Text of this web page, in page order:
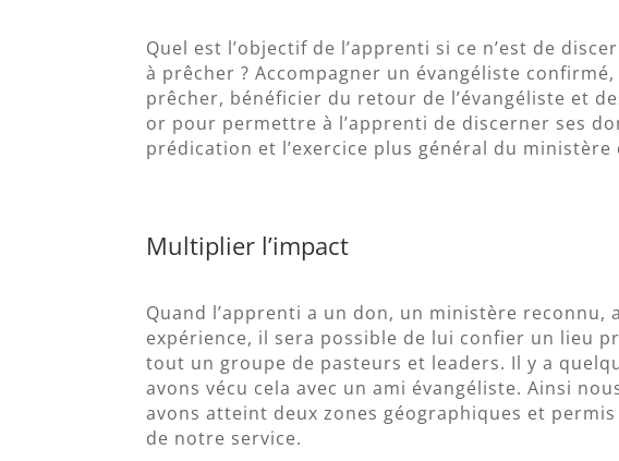
Quel est l’objectif de l’apprenti si ce n’est de
à prêcher ? Accompagner un évangéliste
prêcher, bénéficier du retour de l’évangéliste et
or pour permettre à l’apprenti de discerner ses
prédication et l’exercice plus général du
Multiplier l’impact
Quand l’apprenti a un don, un ministère reconnu,
expérience, il sera possible de lui confier un lieu
tout un groupe de pasteurs et leaders. Il y a
avons vécu cela avec un ami évangéliste. Ainsi
avons atteint deux zones géographiques et
de notre service.